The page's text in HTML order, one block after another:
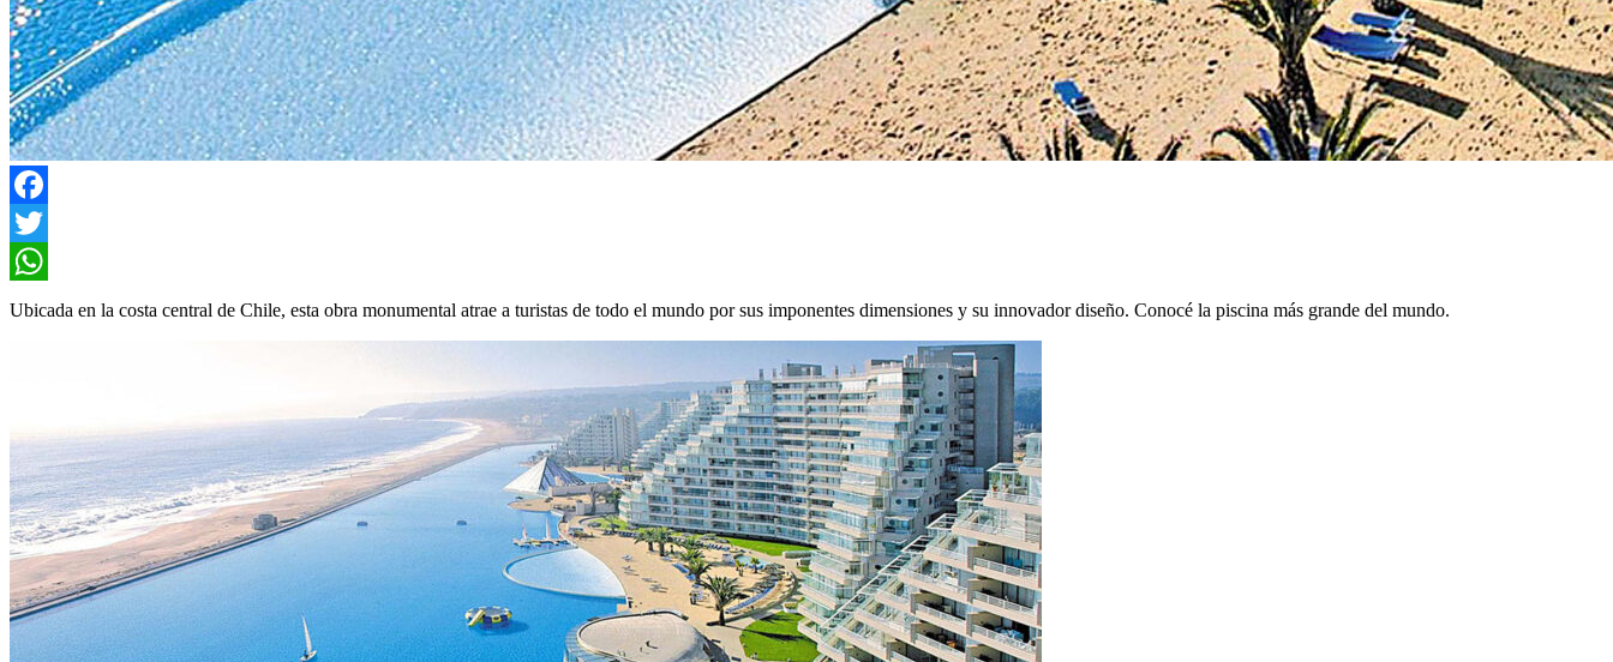
Facebook
Twitter
WhatsApp
Ubicada en la costa central de Chile, esta obra monumental atrae a turistas de todo el mundo por sus imponentes dimensiones y su innovador diseño. Conocé la piscina más grande del mundo.